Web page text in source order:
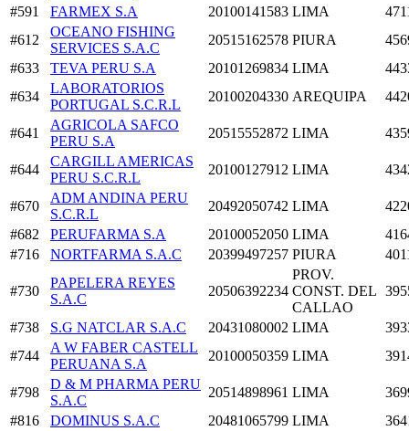
#591 FARMEX S.A 20100141583 LIMA
#612
OCEANO FISHING
SERVICES S.A.C
20515162578 PIURA
#633
TEVA PERU S.A 20101269834 LIMA
#634
LABORATORIOS
PORTUGAL S.C.R.L
20100204330 AREQUIPA
#641
AGRICOLA SAFCO
PERU S.A
20515552872 LIMA
#644
CARGILL AMERICAS
PERU S.C.R.L
20100127912 LIMA
#670
ADM ANDINA PERU
S.C.R.L
20492050742 LIMA
#682
PERUFARMA S.A 20100052050 LIMA
#716
NORTFARMA S.A.C 20399497257 PIURA
#730
PAPELERA REYES
S.A.C
20506392234
PROV.
CONST. DEL
CALLAO
#738 S.G NATCLAR S.A.C 20431080002 LIMA
#744
A W FABER CASTELL
PERUANA S.A
20100050359 LIMA
#798
D & M PHARMA PERU
S.A.C
20514898961 LIMA
#816
DOMINUS S.A.C 20481065799 LIMA